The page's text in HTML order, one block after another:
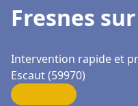
Fresnes
Intervention rapide et
Escaut (59970)